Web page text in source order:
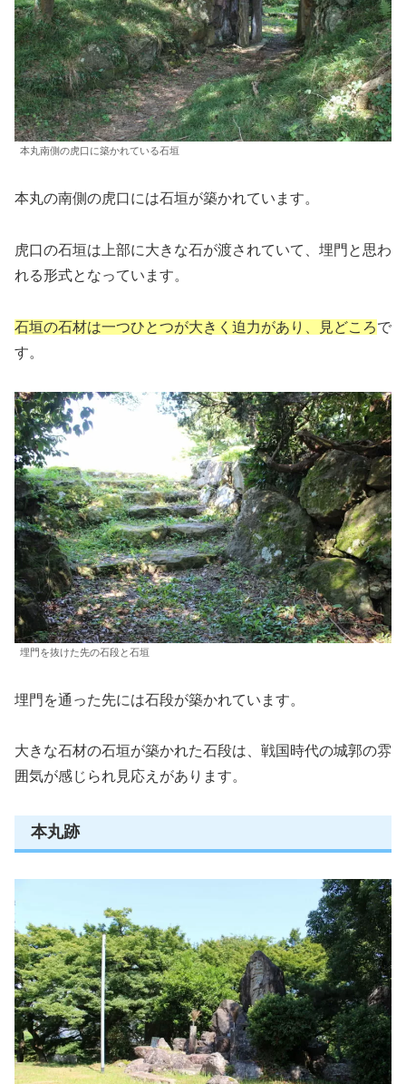
本丸南側の虎口に築かれている石垣
本丸の南側の虎口には石垣が築かれています。
虎口の石垣は上部に大きな石が渡されていて、埋門と思わ
れる形式となっています。
石垣の石材は一つひとつが大きく迫力があり、見どころで
す。
埋門を抜けた先の石段と石垣
埋門を通った先には石段が築かれています。
大きな石材の石垣が築かれた石段は、戦国時代の城郭の雰
囲気が感じられ見応えがあります。
本丸跡